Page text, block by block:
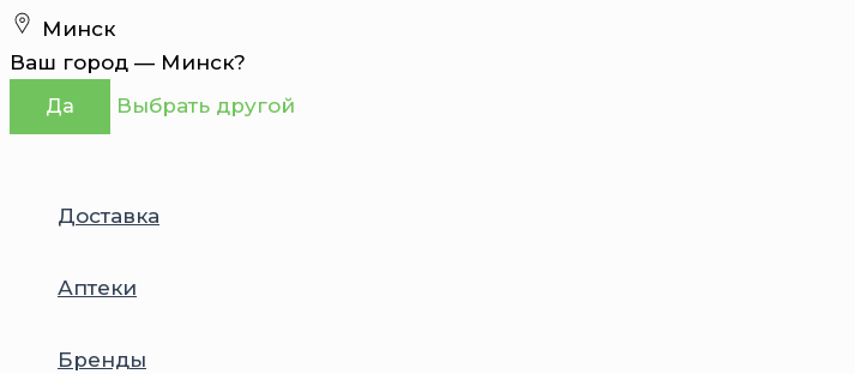
Перейти
к
содержимому
Минск
Ваш город — Минск?
Да Выбрать другой
Доставка
Аптеки
Бренды